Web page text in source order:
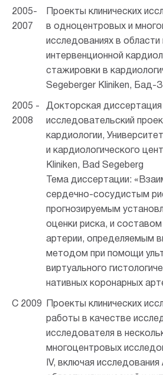
2005-
2007
Проекты клинических
в одноцентровых и
исследованиях в области
интервенционной
стажировки в
Segeberger Kliniken, Бад-
2005 -
2008
Докторская
исследовательский
кардиологии,
и кардиологического
Kliniken, Bad Segeberg
Тема диссертации:
сердечно-сосудистым
прогнозируемым
оценки риска, и
артерии, определяемым
методом при помощи
виртуального
нативных коронарных
С 2009
Проекты клинических
работы в качестве
исследователя в
многоцентровых
IV, включая